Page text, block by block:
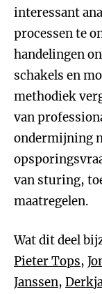
interessant
processen te
handelingen
schakels en
methodiek
van
ondermijning
van sturing,
maatregelen.
Wat dit deel
Pieter Tops,
Janssen,